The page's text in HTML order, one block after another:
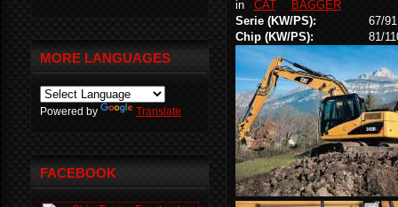
in CAT
BAGGER
Serie (KW/PS):
67/91
Chip (KW/PS):
81/
MORE LANGUAGES
Powered by Translate
FACEBOOK